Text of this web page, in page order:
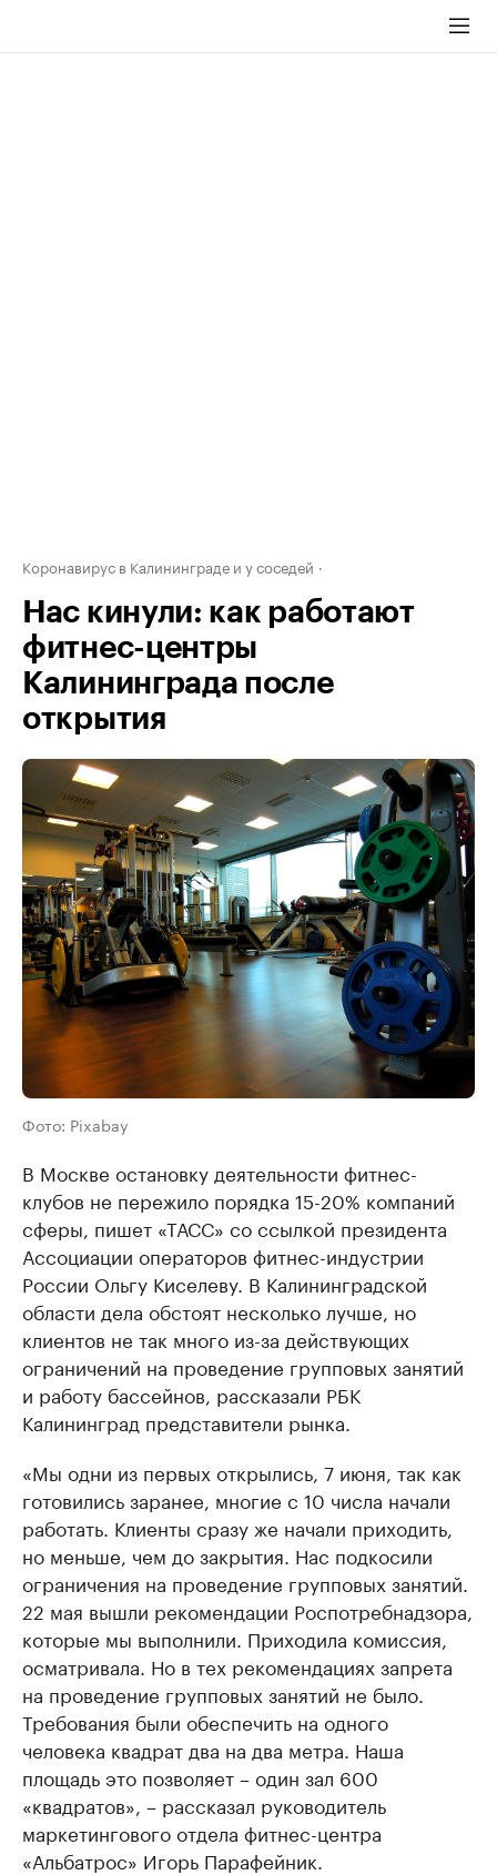
Коронавирус в Калининграде и у соседей
Нас кинули: как работают
фитнес-центры
Калининграда после
открытия
Фото: Pixabay
В Москве остановку деятельности фитнес-
клубов не пережило порядка 15-20% компаний
сферы, пишет «ТАСС» со ссылкой президента
Ассоциации операторов фитнес-индустрии
России Ольгу Киселеву. В Калининградской
области дела обстоят несколько лучше, но
клиентов не так много из-за действующих
ограничений на проведение групповых занятий
и работу бассейнов, рассказали РБК
Калининград представители рынка.
«Мы одни из первых открылись, 7 июня, так как
готовились заранее, многие с 10 числа начали
работать. Клиенты сразу же начали приходить,
но меньше, чем до закрытия. Нас подкосили
ограничения на проведение групповых занятий.
22 мая вышли рекомендации Роспотребнадзора,
которые мы выполнили. Приходила комиссия,
осматривала. Но в тех рекомендациях запрета
на проведение групповых занятий не было.
Требования были обеспечить на одного
человека квадрат два на два метра. Наша
площадь это позволяет – один зал 600
«квадратов», – рассказал руководитель
маркетингового отдела фитнес-центра
«Альбатрос» Игорь Парафейник.